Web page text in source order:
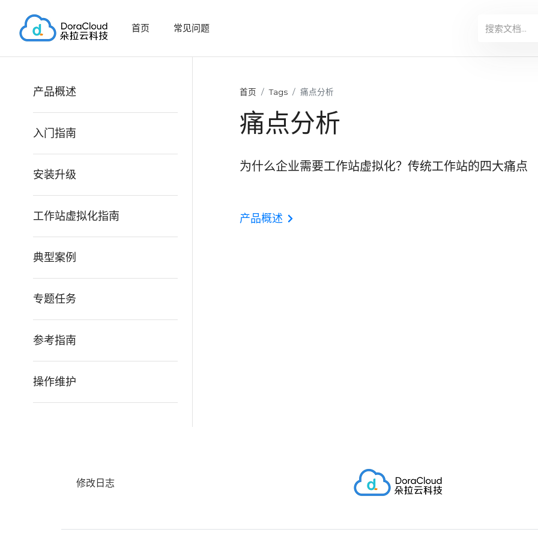
首页 常见问题
产品概述
入门指南
安装升级
工作站虚拟化指南
典型案例
专题任务
参考指南
操作维护
首页 Tags 痛点分析
痛点分析
为什么企业需要工作站虚拟化？传统工作站的四大痛点
产品概述
修改日志